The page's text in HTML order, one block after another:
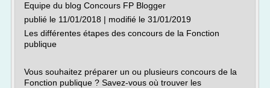
Equipe du blog Concours FP Blogger
publié le 11/01/2018 | modifié le 31/01/2019
Les différentes étapes des concours de la Fonction
publique
Vous souhaitez préparer un ou plusieurs concours de la
Fonction publique ? Savez-vous où trouver les